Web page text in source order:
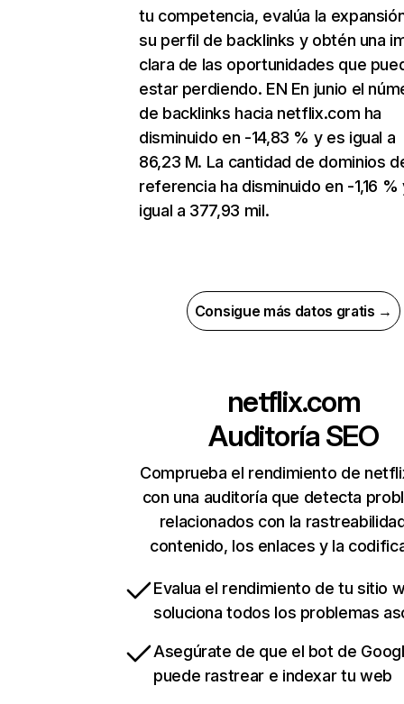
tu competencia, evalúa la
su perfil de backlinks y obtén una
clara de las oportunidades que
estar perdiendo. EN En junio el
de backlinks hacia netflix.com ha
disminuido en -14,83 % y es igual a
86,23 M. La cantidad de dominios
referencia ha disminuido en -1,16 %
igual a 377,93 mil.
Consigue más datos gratis →
netflix.com
Auditoría SEO
Comprueba el rendimiento de
con una auditoría que detecta
relacionados con la
contenido, los enlaces y la
Evalua el rendimiento de tu sitio
soluciona todos los problemas
Asegúrate de que el bot de
puede rastrear e indexar tu web